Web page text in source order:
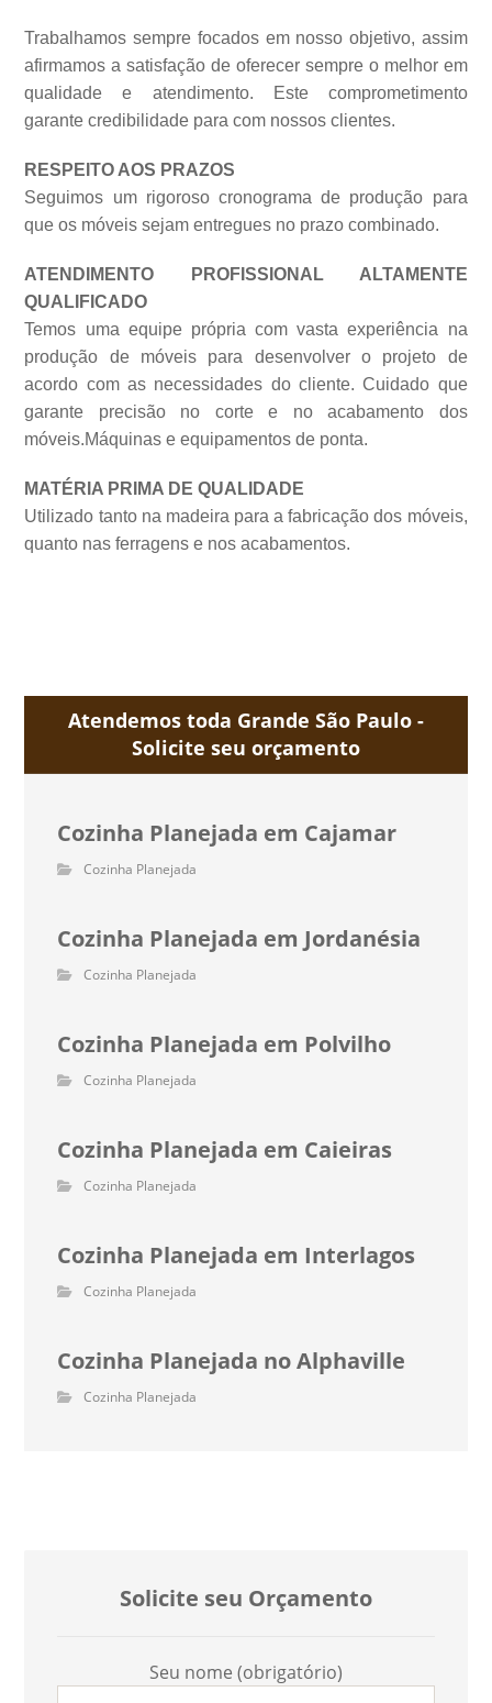
Trabalhamos sempre focados em nosso objetivo, assim
afirmamos a satisfação de oferecer sempre o melhor em
qualidade e atendimento. Este comprometimento
garante credibilidade para com nossos clientes.
RESPEITO AOS PRAZOS
Seguimos um rigoroso cronograma de produção para
que os móveis sejam entregues no prazo combinado.
ATENDIMENTO PROFISSIONAL ALTAMENTE
QUALIFICADO
Temos uma equipe própria com vasta experiência na
produção de móveis para desenvolver o projeto de
acordo com as necessidades do cliente. Cuidado que
garante precisão no corte e no acabamento dos
móveis.Máquinas e equipamentos de ponta.
MATÉRIA PRIMA DE QUALIDADE
Utilizado tanto na madeira para a fabricação dos móveis,
quanto nas ferragens e nos acabamentos.
Atendemos toda Grande São Paulo -
Solicite seu orçamento
Cozinha Planejada em Cajamar
Cozinha Planejada
Cozinha Planejada em Jordanésia
Cozinha Planejada
Cozinha Planejada em Polvilho
Cozinha Planejada
Cozinha Planejada em Caieiras
Cozinha Planejada
Cozinha Planejada em Interlagos
Cozinha Planejada
Cozinha Planejada no Alphaville
Cozinha Planejada
Solicite seu Orçamento
Seu nome (obrigatório)